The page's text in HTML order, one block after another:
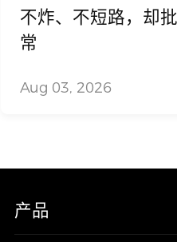
不炸、不短路，却
常
Aug 03, 2026
产品